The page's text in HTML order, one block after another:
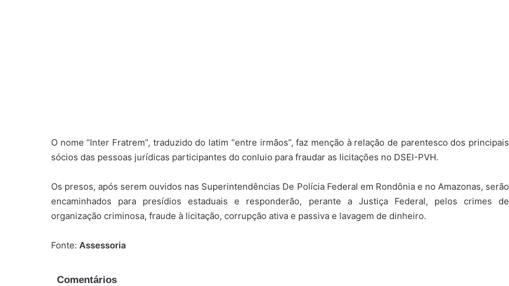
O nome “Inter Fratrem”, traduzido do latim “entre irmãos”, faz menção à relação de parentesco dos principais
sócios das pessoas jurídicas participantes do conluio para fraudar as licitações no DSEI-PVH.
Os presos, após serem ouvidos nas Superintendências De Polícia Federal em Rondônia e no Amazonas, serão
encaminhados para presídios estaduais e responderão, perante a Justiça Federal, pelos crimes de
organização criminosa, fraude à licitação, corrupção ativa e passiva e lavagem de dinheiro.
Fonte: Assessoria
Comentários